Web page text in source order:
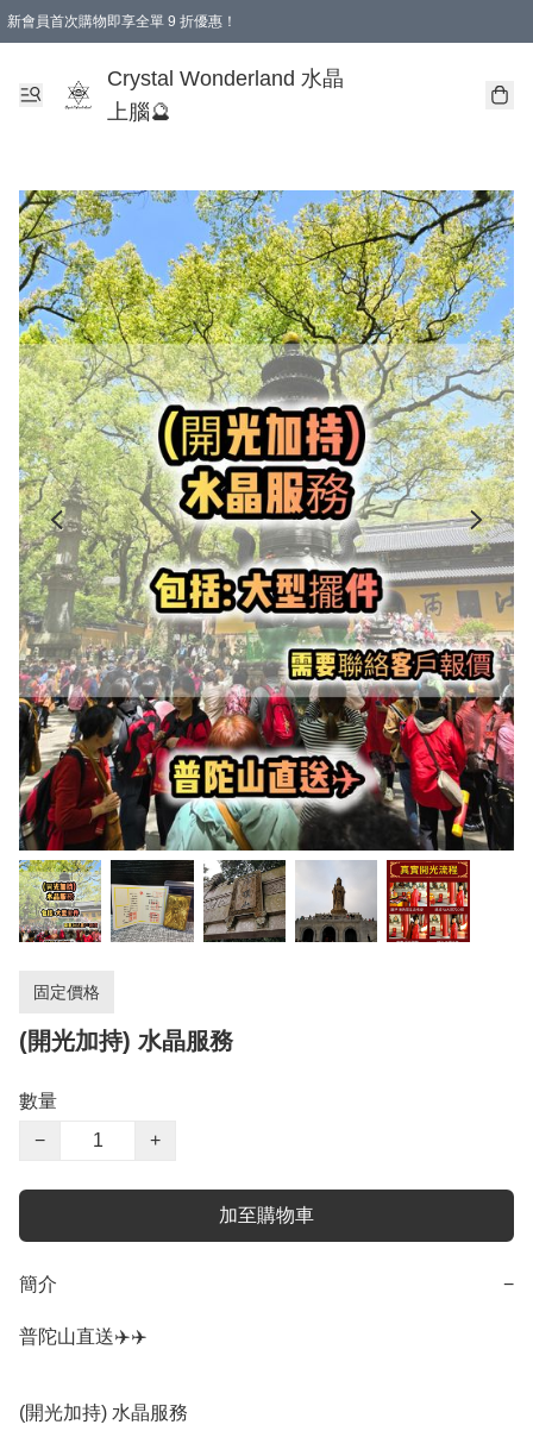
新會員首次購物即享全單 9 折優惠！
Crystal Wonderland 水晶
上腦🔮
固定價格
(開光加持) 水晶服務
數量
−
+
加至購物車
簡介 −
普陀山直送✈️✈️
(開光加持) 水晶服務